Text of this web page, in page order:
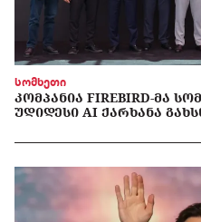
სომხეთი
ᲙᲝᲛᲞᲐᲜᲘᲐ FIREBIRD-ᲛᲐ
ᲣᲓᲘᲓᲔᲡᲘ AI ᲥᲐᲠᲮᲐᲜᲐ